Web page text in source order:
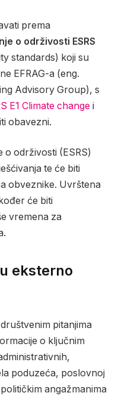
prema
o održivosti ESRS
standards) koji su
EFRAG-a (eng.
Advisory Group), s
E1 Climate change i
obavezni.
o održivosti (ESRS)
te će biti
obveznike. Uvrštena
će biti
vremena za
eksterno
pitanjima
o ključnim
poduzeća, poslovnoj
angažmanima